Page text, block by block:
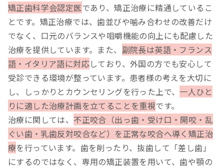
矯正歯科学会認定医であり、矯正治療に精通しているこ
とです。矯正治療では、歯並びや噛み合わせの改善だけ
でなく、口元のバランスや咀嚼機能の向上にも配慮した
治療を提供しています。また、 副院長は英語・フランス
語・イタリア語に対応しており、外国の方でも安心して
受診できる環境が整っています。患者様の考えを大切に
し、しっかりとカウンセリングを行った上で、 一人ひと
りに適した治療計画を立てることを重視です。
治療に関しては、 不正咬合（出っ歯・受け口・開咬・乱
ぐい歯・乳歯反対咬合など）を正常な咬合へ導く矯正治
療を行っています。歯を削ったり、抜歯して「差し歯」
にするのではなく、専用の矯正装置を用いて、歯や顎の